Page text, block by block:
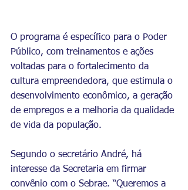
O programa é específico para o Poder
Público, com treinamentos e ações
voltadas para o fortalecimento da
cultura empreendedora, que estimula o
desenvolvimento econômico, a geração
de empregos e a melhoria da qualidade
de vida da população.
Segundo o secretário André, há
interesse da Secretaria em firmar
convênio com o Sebrae. “Queremos a